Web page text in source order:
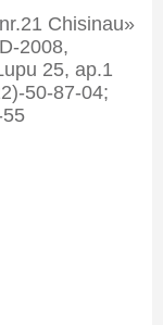
Chisinau»
2008,
25, ap.1
50-87-04;